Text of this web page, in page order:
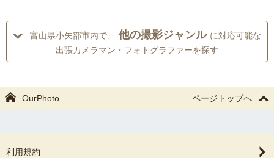
富山県小矢部市内で、 他の撮影ジャンル に対応可能な
出張カメラマン・フォトグラファーを探す
OurPhoto ページトップへ
利用規約